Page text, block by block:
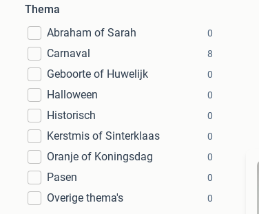
Thema
Abraham of Sarah
0
Carnaval 8
Geboorte of Huwelijk 0
Halloween 0
Historisch 0
Kerstmis of Sinterklaas 0
Oranje of Koningsdag 0
Pasen 0
Overige thema's 0